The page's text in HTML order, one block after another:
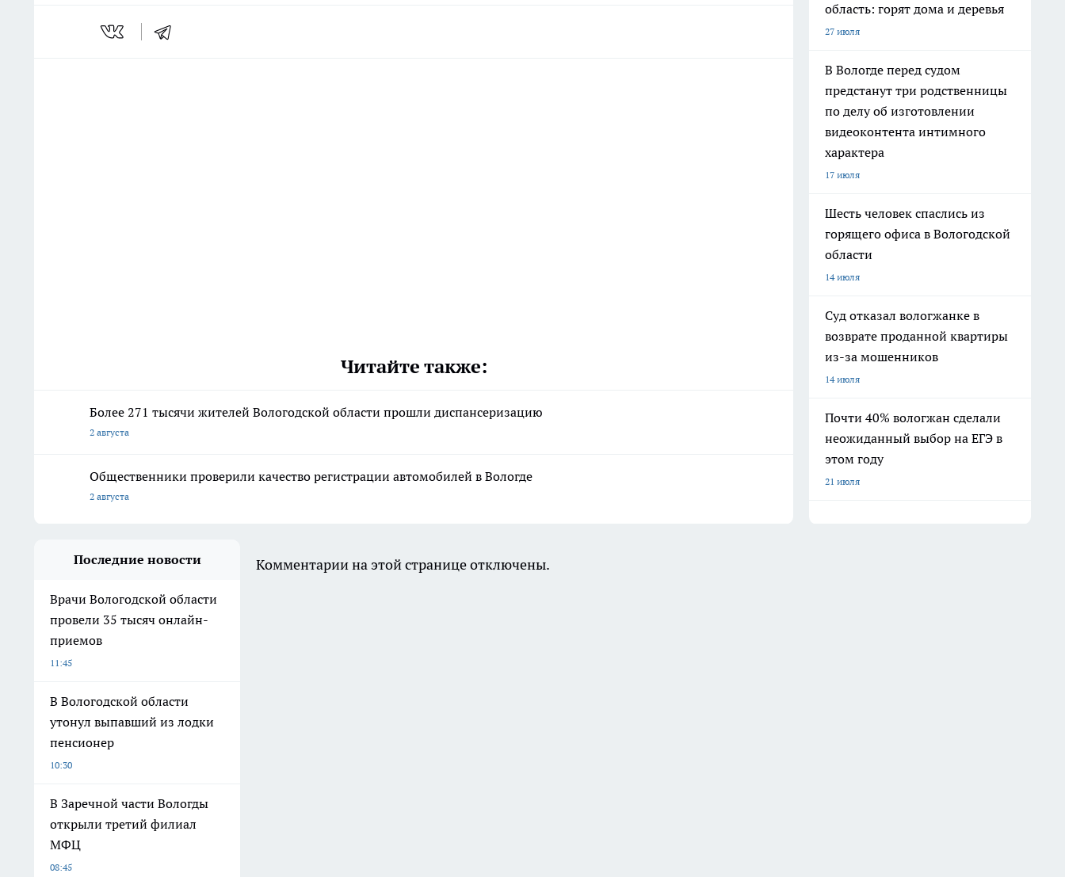
Читайте также:
Более 271 тысячи жителей Вологодской области прошли диспансеризацию
2 августа
Общественники проверили качество регистрации автомобилей в Вологде
2 августа
область: горят дома и деревья
27 июля
В Вологде перед судом
предстанут три родственницы
по делу об изготовлении
видеоконтента интимного
характера
17 июля
Шесть человек спаслись из
горящего офиса в Вологодской
области
14 июля
Суд отказал вологжанке в
возврате проданной квартиры
из-за мошенников
14 июля
Почти 40% вологжан сделали
неожиданный выбор на ЕГЭ в
этом году
21 июля
Последние новости
Врачи Вологодской области
провели 35 тысяч онлайн-
приемов
11:45
В Вологодской области
утонул выпавший из лодки
пенсионер
10:30
В Заречной части Вологды
открыли третий филиал
МФЦ
08:45
Комментарии на этой странице отключены.